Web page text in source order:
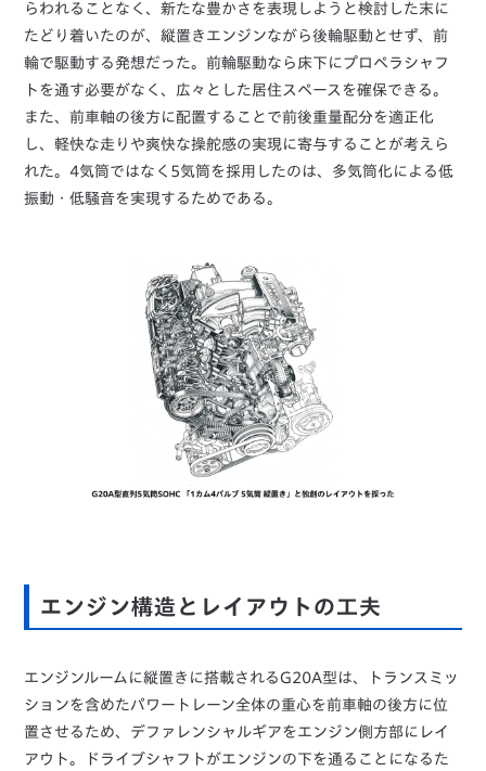
らわれることなく、新たな豊かさを表現しようと検討した末に
たどり着いたのが、縦置きエンジンながら後輪駆動とせず、前
輪で駆動する発想だった。前輪駆動なら床下にプロペラシャフ
トを通す必要がなく、広々とした居住スペースを確保できる。
また、前車軸の後方に配置することで前後重量配分を適正化
し、軽快な走りや爽快な操舵感の実現に寄与することが考えら
れた。4気筒ではなく5気筒を採用したのは、多気筒化による低
振動・低騒音を実現するためである。
エンジン構造とレイアウトの工夫
エンジンルームに縦置きに搭載されるG20A型は、トランスミッ
ションを含めたパワートレーン全体の重心を前車軸の後方に位
置させるため、デファレンシャルギアをエンジン側方部にレイ
アウト。ドライブシャフトがエンジンの下を通ることになるた